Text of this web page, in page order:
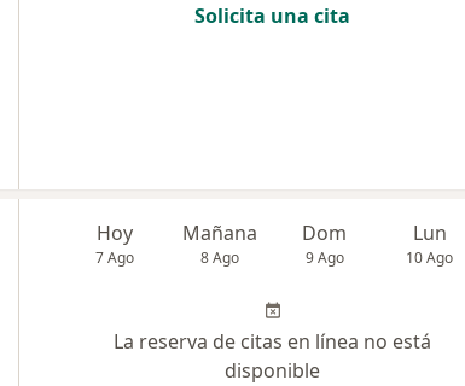
Solicita una cita
Hoy
7 Ago
Mañana
8 Ago
Dom
9 Ago
Lun
10 Ago
La reserva de citas en línea no está
disponible